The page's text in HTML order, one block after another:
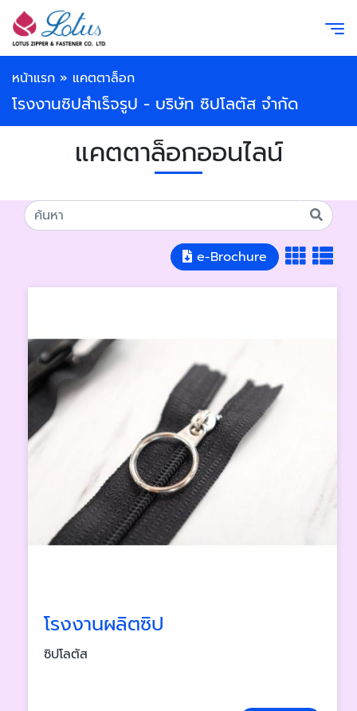
หน้าแรก » แคตตาล็อก
โรงงานซิปสำเร็จรูป - บริษัท ซิปโลตัส จำกัด
แคตตาล็อกออนไลน์
e-Brochure
โรงงานผลิตซิป
ซิปโลตัส